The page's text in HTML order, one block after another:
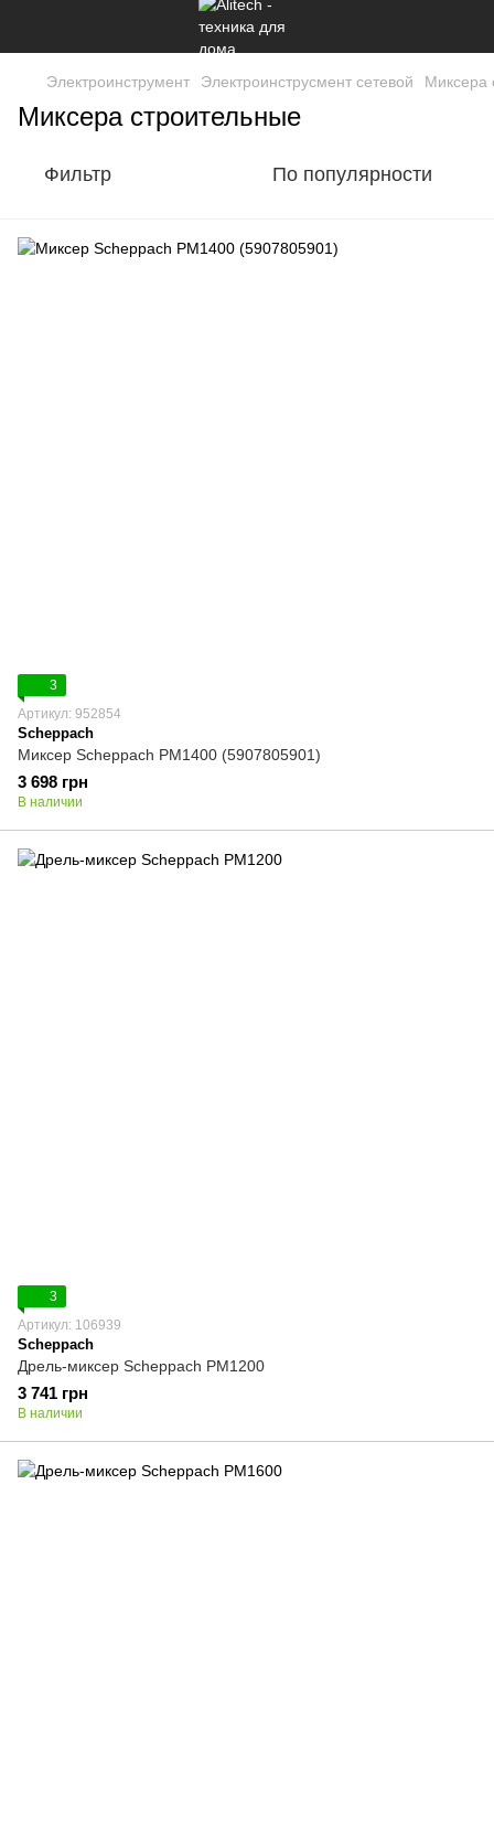
Электроинструмент Электроинструсмент сетевой Миксера
Миксера строительные
Фильтр По популярности
3
Артикул: 952854
Scheppach
Миксер Scheppach PM1400 (5907805901)
3 698 грн
В наличии
3
Артикул: 106939
Scheppach
Дрель-миксер Scheppach PM1200
3 741 грн
В наличии